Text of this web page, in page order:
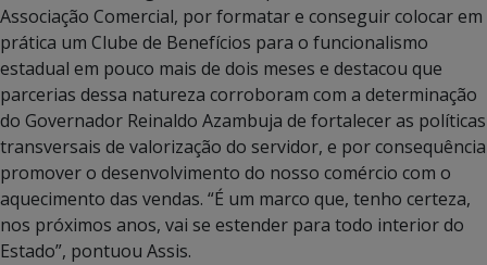
Associação Comercial, por formatar e conseguir colocar em
prática um Clube de Benefícios para o funcionalismo
estadual em pouco mais de dois meses e destacou que
parcerias dessa natureza corroboram com a determinação
do Governador Reinaldo Azambuja de fortalecer as políticas
transversais de valorização do servidor, e por consequência
promover o desenvolvimento do nosso comércio com o
aquecimento das vendas. “É um marco que, tenho certeza,
nos próximos anos, vai se estender para todo interior do
Estado”, pontuou Assis.